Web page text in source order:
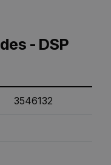
- DSP
3546132